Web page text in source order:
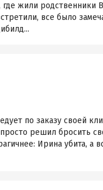
жили родственники
все было
по заказу своей
решил бросить
Ирина убита, а